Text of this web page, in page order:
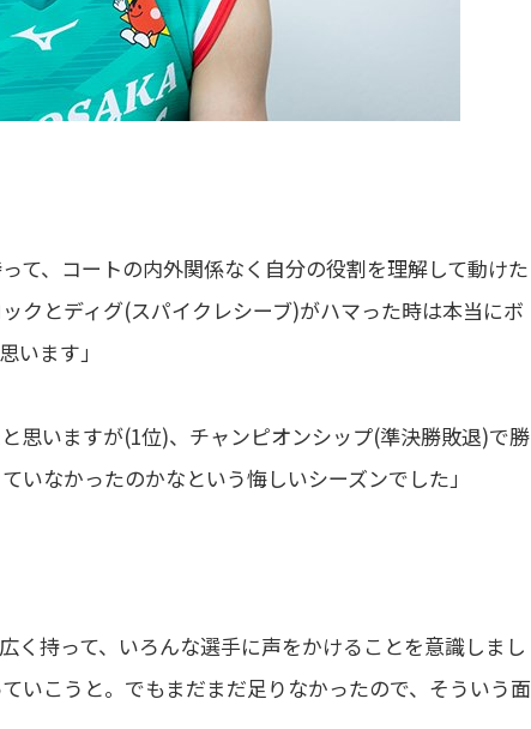
て、コートの内外関係なく自分の役割を理解して動けた
クとディグ(スパイクレシーブ)がハマった時は本当にボ
います」
思いますが(1位)、チャンピオンシップ(準決勝敗退)で勝
なかったのかなという悔しいシーズンでした」
く持って、いろんな選手に声をかけることを意識しまし
いこうと。でもまだまだ足りなかったので、そういう面